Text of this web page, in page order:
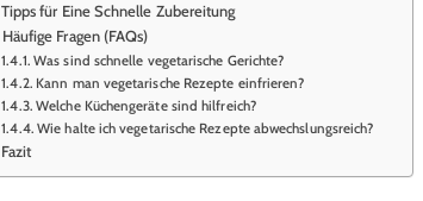
Tipps für Eine Schnelle Zubereitung
Häufige Fragen (FAQs)
Was sind schnelle vegetarische Gerichte?
Kann man vegetarische Rezepte einfrieren?
Welche Küchengeräte sind hilfreich?
Wie halte ich vegetarische Rezepte abwechslungsreich?
Fazit